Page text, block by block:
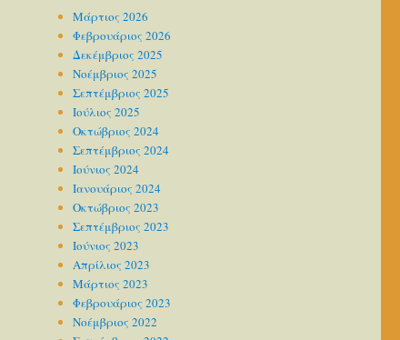
Μάρτιος 2026
Φεβρουάριος 2026
Δεκέμβριος 2025
Νοέμβριος 2025
Σεπτέμβριος 2025
Ιούλιος 2025
Οκτώβριος 2024
Σεπτέμβριος 2024
Ιούνιος 2024
Ιανουάριος 2024
Οκτώβριος 2023
Σεπτέμβριος 2023
Ιούνιος 2023
Απρίλιος 2023
Μάρτιος 2023
Φεβρουάριος 2023
Νοέμβριος 2022